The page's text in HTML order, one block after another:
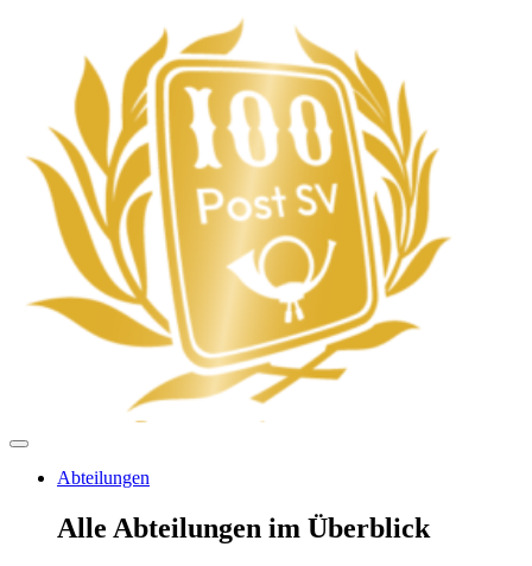
Abteilungen
Alle Abteilungen im Überblick